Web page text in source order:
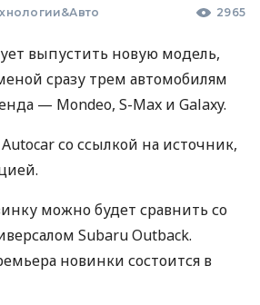
2965
выпустить новую модель,
сразу трем автомобилям
— Mondeo, S-Max и Galaxy.
со ссылкой на источник,
можно будет сравнить со
Subaru Outback.
новинки состоится в